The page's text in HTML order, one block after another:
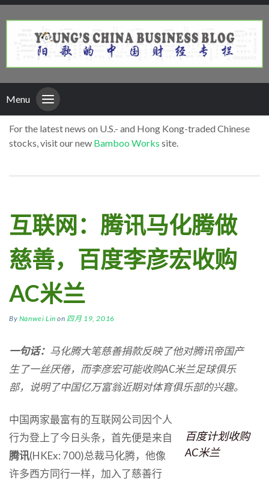
Menu
For the latest news on U.S.- and Hong Kong-traded Chinese
stocks, visit our new Bamboo Works site.
互联网：腾讯马化腾做
慈善，百度李彦宏收购
AC米兰
By Nanwei Lin on 四月 19, 2016
一句话： 马化腾大笔慈善捐款反映了他对腾讯帝国产
生了一丝厌倦，而李彦宏可能收购AC米兰足球俱乐
部，说明了中国亿万富翁近期对体育俱乐部的兴趣。
百度计划收购
AC米兰
中国两家最富有的互联网公司因个人
行为登上了今日头条，首先便是来自
腾讯(HKEx: 700)总裁马化腾，他像
许多西方同行一样，加入了慈善行